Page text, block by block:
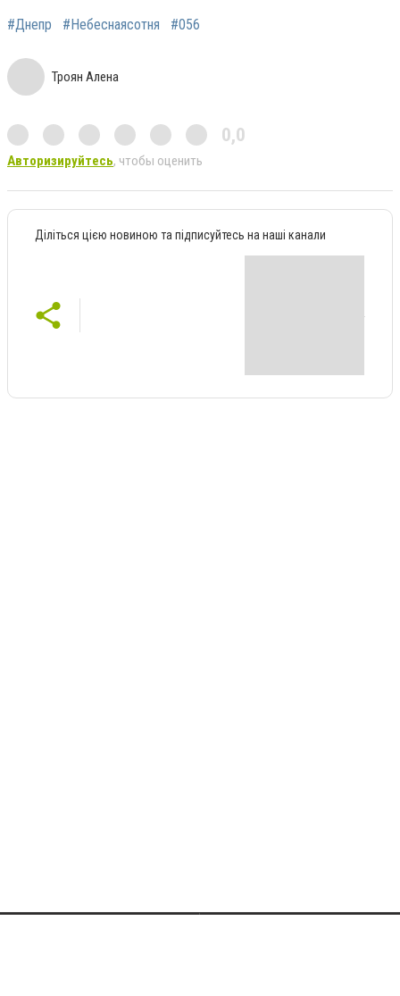
#Днепр #Небеснаясотня #056
Троян Алена
0,0
Авторизируйтесь, чтобы оценить
Діліться цією новиною та підписуйтесь на наші канали